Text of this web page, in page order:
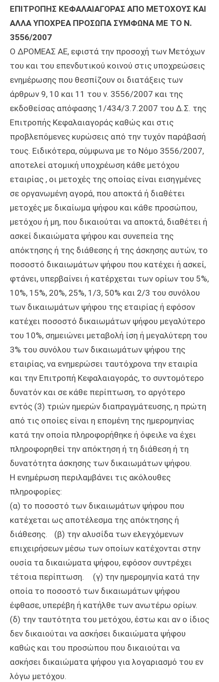
ΕΠΙΤΡΟΠΗΣ ΚΕΦΑΛΑΙΑΓΟΡΑΣ ΑΠΟ ΜΕΤΟΧΟΥΣ ΚΑΙ
ΑΛΛΑ ΥΠΟΧΡΕΑ ΠΡΟΣΩΠΑ ΣΥΜΦΩΝΑ ΜΕ ΤΟ Ν.
3556/2007
Ο ΔΡΟΜΕΑΣ ΑΕ, εφιστά την προσοχή των Μετόχων
του και του επενδυτικού κοινού στις υποχρεώσεις
ενημέρωσης που θεσπίζουν οι διατάξεις των
άρθρων 9, 10 και 11 του ν. 3556/2007 και της
εκδοθείσας απόφασης 1/434/3.7.2007 του Δ.Σ. της
Επιτροπής Κεφαλαιαγοράς καθώς και στις
προβλεπόμενες κυρώσεις από την τυχόν παράβασή
τους. Ειδικότερα, σύμφωνα με το Νόμο 3556/2007,
αποτελεί ατομική υποχρέωση κάθε μετόχου
εταιρίας , οι μετοχές της οποίας είναι εισηγμένες
σε οργανωμένη αγορά, που αποκτά ή διαθέτει
μετοχές με δικαίωμα ψήφου και κάθε προσώπου,
μετόχου ή μη, που δικαιούται να αποκτά, διαθέτει ή
ασκεί δικαιώματα ψήφου και συνεπεία της
απόκτησης ή της διάθεσης ή της άσκησης αυτών, το
ποσοστό δικαιωμάτων ψήφου που κατέχει ή ασκεί,
φτάνει, υπερβαίνει ή κατέρχεται των ορίων του 5%,
10%, 15%, 20%, 25%, 1/3, 50% και 2/3 του συνόλου
των δικαιωμάτων ψήφου της εταιρίας ή εφόσον
κατέχει ποσοστό δικαιωμάτων ψήφου μεγαλύτερο
του 10%, σημειώνει μεταβολή ίση ή μεγαλύτερη του
3% του συνόλου των δικαιωμάτων ψήφου της
εταιρίας, να ενημερώσει ταυτόχρονα την εταιρία
και την Επιτροπή Κεφαλαιαγοράς, το συντομότερο
δυνατόν και σε κάθε περίπτωση, το αργότερο
εντός (3) τριών ημερών διαπραγμάτευσης, η πρώτη
από τις οποίες είναι η επομένη της ημερομηνίας
κατά την οποία πληροφορήθηκε ή όφειλε να έχει
πληροφορηθεί την απόκτηση ή τη διάθεση ή τη
δυνατότητα άσκησης των δικαιωμάτων ψήφου.
Η ενημέρωση περιλαμβάνει τις ακόλουθες
πληροφορίες:
(α) το ποσοστό των δικαιωμάτων ψήφου που
κατέχεται ως αποτέλεσμα της απόκτησης ή
διάθεσης. (β) την αλυσίδα των ελεγχόμενων
επιχειρήσεων μέσω των οποίων κατέχονται στην
ουσία τα δικαιώματα ψήφου, εφόσον συντρέχει
τέτοια περίπτωση. (γ) την ημερομηνία κατά την
οποία το ποσοστό των δικαιωμάτων ψήφου
έφθασε, υπερέβη ή κατήλθε των ανωτέρω ορίων.
(δ) την ταυτότητα του μετόχου, έστω και αν ο ίδιος
δεν δικαιούται να ασκήσει δικαιώματα ψήφου
καθώς και του προσώπου που δικαιούται να
ασκήσει δικαιώματα ψήφου για λογαριασμό του εν
λόγω μετόχου.